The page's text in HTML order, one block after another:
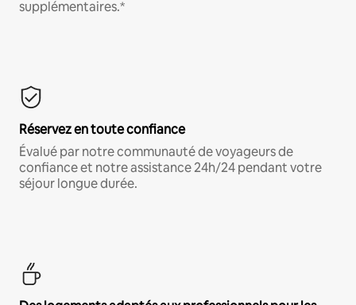
supplémentaires.*
Réservez en toute confiance
Évalué par notre communauté de voyageurs de
confiance et notre assistance 24h/24 pendant votre
séjour longue durée.